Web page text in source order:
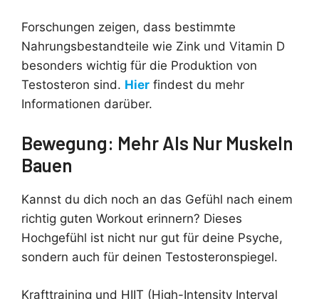
Forschungen zeigen, dass bestimmte
Nahrungsbestandteile wie Zink und Vitamin D
besonders wichtig für die Produktion von
Testosteron sind. Hier findest du mehr
Informationen darüber.
Bewegung: Mehr Als Nur Muskeln
Bauen
Kannst du dich noch an das Gefühl nach einem
richtig guten Workout erinnern? Dieses
Hochgefühl ist nicht nur gut für deine Psyche,
sondern auch für deinen Testosteronspiegel.
Krafttraining und HIIT (High-Intensity Interval